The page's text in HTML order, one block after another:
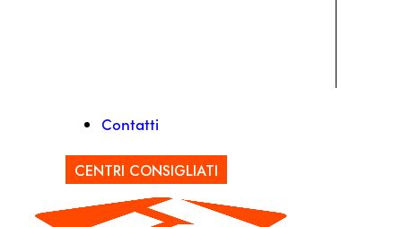
Contatti
CENTRI CONSIGLIATI